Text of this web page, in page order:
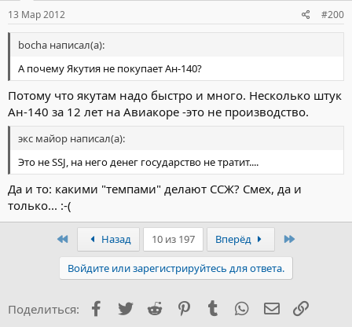
13 Мар 2012 #200
bocha написал(а):
А почему Якутия не покупает Ан-140?
Потому что якутам надо быстро и много. Несколько штук
Ан-140 за 12 лет на Авиакоре -это не производство.
экс майор написал(а):
Это не SSJ, на него денег государство не тратит....
Да и то: какими "темпами" делают ССЖ? Смех, да и
только... :-(
ПервыйНазад 10 из 197 Вперёд
Войдите или зарегистрируйтесь для ответа.
Поделиться: Facebook
Twitter Reddit PinterestTumblr WhatsApp